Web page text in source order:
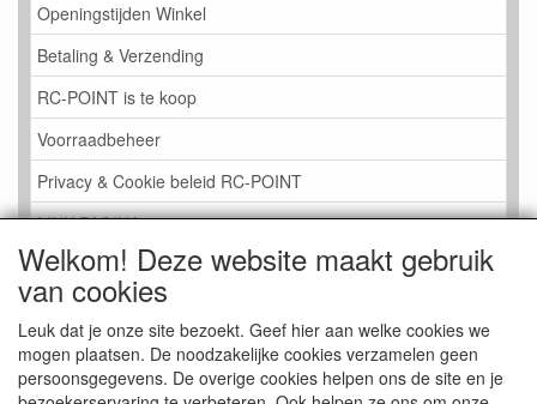
Openingstijden Winkel
Betaling & Verzending
RC-POINT is te koop
Voorraadbeheer
Privacy & Cookie beleid RC-POINT
LINK PAGINA
Gastenboek RC-POINT
Kijkje in de Winkel
Welkom! Deze website maakt gebruik
van cookies
Leuk dat je onze site bezoekt. Geef hier aan welke cookies we
mogen plaatsen. De noodzakelijke cookies verzamelen geen
persoonsgegevens. De overige cookies helpen ons de site en je